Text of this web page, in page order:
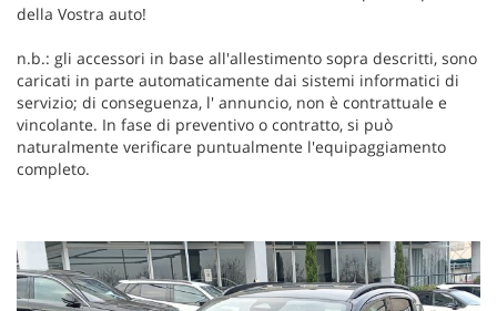
della Vostra auto!
n.b.: gli accessori in base all'allestimento sopra descritti, sono
caricati in parte automaticamente dai sistemi informatici di
servizio; di conseguenza, l' annuncio, non è contrattuale e
vincolante. In fase di preventivo o contratto, si può
naturalmente verificare puntualmente l'equipaggiamento
completo.